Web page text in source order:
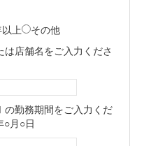
上
その他
店舗名をご入力くださ
勤務期間をご入力くだ
○月○日